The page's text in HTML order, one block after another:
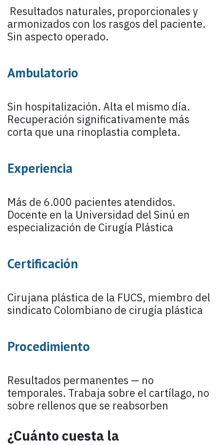
Resultados naturales, proporcionales y
armonizados con los rasgos del paciente.
Sin aspecto operado.
Ambulatorio
Sin hospitalización. Alta el mismo día.
Recuperación significativamente más
corta que una rinoplastia completa.
Experiencia
Más de 6.000 pacientes atendidos.
Docente en la Universidad del Sinú en
especialización de Cirugía Plástica
Certificación
Cirujana plástica de la FUCS, miembro del
sindicato Colombiano de cirugía plástica
Procedimiento
Resultados permanentes — no
temporales. Trabaja sobre el cartílago, no
sobre rellenos que se reabsorben
¿Cuánto cuesta la